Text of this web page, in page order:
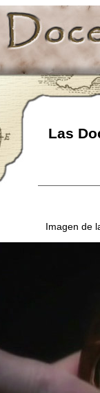
Las
Imagen de